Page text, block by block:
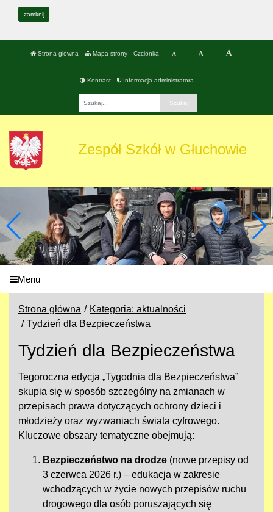
zamknij
Strona główna Mapa strony Czcionka
Kontrast Informacja administratora
Zespół Szkół w Głuchowie
Menu
Strona główna
Kategoria: aktualności
Tydzień dla Bezpieczeństwa
Tydzień dla Bezpieczeństwa
Tegoroczna edycja „Tygodnia dla Bezpieczeństwa”
skupia się w sposób szczególny na zmianach w
przepisach prawa dotyczących ochrony dzieci i
młodzieży oraz wyzwaniach świata cyfrowego.
Kluczowe obszary tematyczne obejmują:
Bezpieczeństwo na drodze (nowe przepisy od
3 czerwca 2026 r.) – edukacja w zakresie
wchodzących w życie nowych przepisów ruchu
drogowego dla osób poruszających się